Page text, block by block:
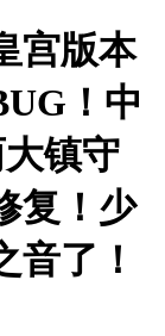
宫版本
！中
镇守
复！少
音了！